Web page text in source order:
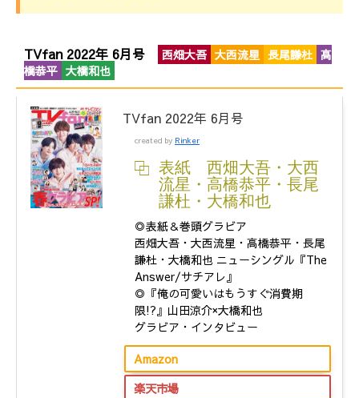
TVfan 2022年 6月号 西畑大吾 大西流星 長尾謙杜 高
橋恭平 大橋和也
TVfan 2022年 6月号
created by Rinker
表紙 西畑大吾・大西
流星・高橋恭平・長尾
謙杜・大橋和也
◎表紙＆巻頭グラビア
西畑大吾・大西流星・高橋恭平・長尾
謙杜・大橋和也 ニューシングル『The
Answer/サチアレ』
◎『俺の可愛いはもうすぐ消費期
限!?』山田涼介×大橋和也
グラビア・インタビュー
Amazon
楽天市場